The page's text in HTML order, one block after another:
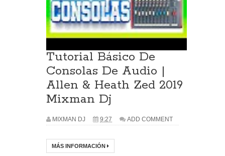
Tutorial Básico De
Consolas De Audio |
Allen & Heath Zed 2019
Mixman Dj
MIXMAN DJ 9:27 ADD COMMENT
MÁS INFORMACIÓN